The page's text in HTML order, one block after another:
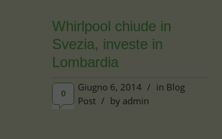
Whirlpool chiude in
Svezia, investe in
Lombardia
0
Giugno 6, 2014 / in Blog
Post / by admin